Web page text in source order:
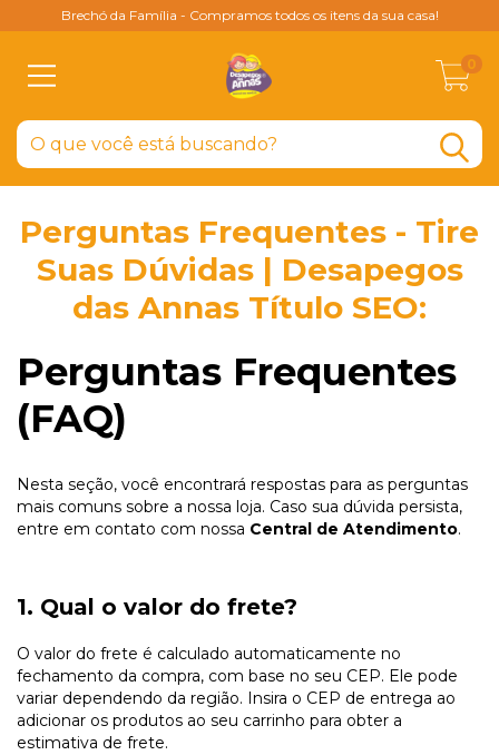
Brechó da Família - Compramos todos os itens da sua casa!
0
Perguntas Frequentes - Tire
Suas Dúvidas | Desapegos
das Annas Título SEO:
Perguntas Frequentes
(FAQ)
Nesta seção, você encontrará respostas para as perguntas
mais comuns sobre a nossa loja. Caso sua dúvida persista,
entre em contato com nossa Central de Atendimento.
1. Qual o valor do frete?
O valor do frete é calculado automaticamente no
fechamento da compra, com base no seu CEP. Ele pode
variar dependendo da região. Insira o CEP de entrega ao
adicionar os produtos ao seu carrinho para obter a
estimativa de frete.